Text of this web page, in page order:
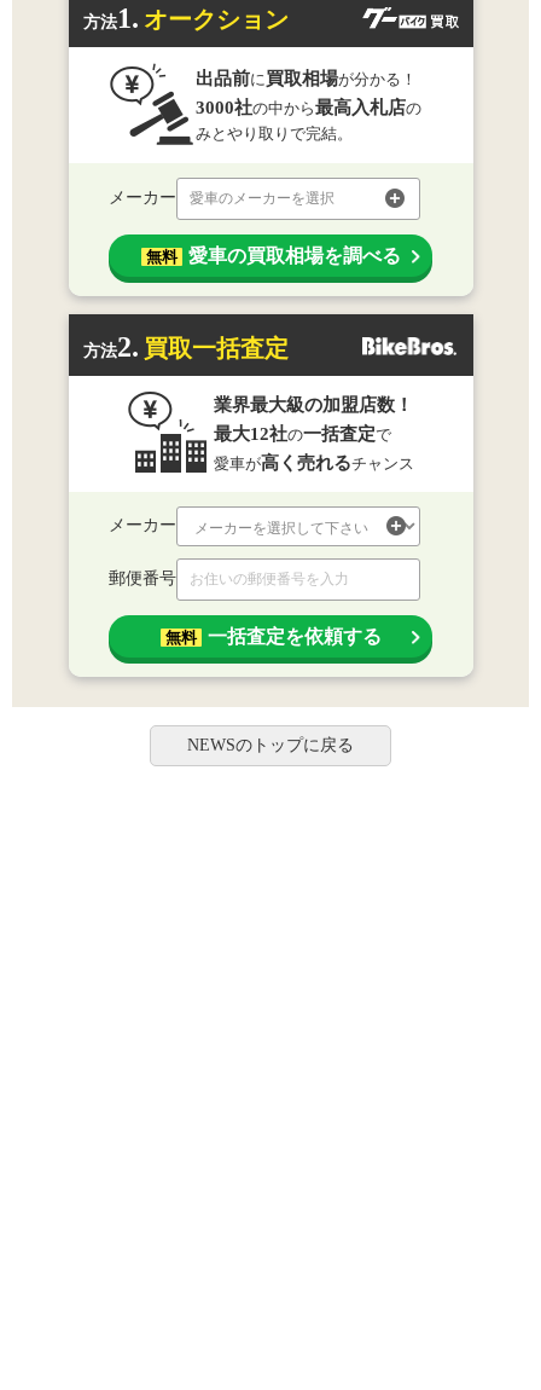
方法1. オークション
出品前に 買取相場が分かる！
3000社の中から最高入札店の
みとやり取りで完結。
メーカー 愛車のメーカーを選択
無料 愛車の買取相場を調べる
方法2. 買取一括査定
業界最大級の加盟店数！
最大12社の一括査定で
愛車が高く売れるチャンス
メーカー
郵便番号
無料 一括査定を依頼する
NEWSのトップに戻る